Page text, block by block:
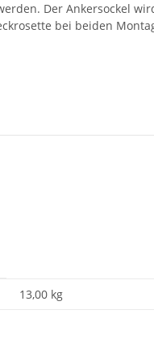
Der Ankersockel
bei beiden
13,00 kg